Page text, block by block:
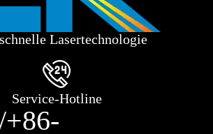
Lasertechnologie
Service-Hotline